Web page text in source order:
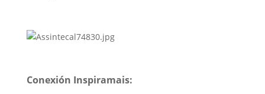
Conexión Inspiramais: